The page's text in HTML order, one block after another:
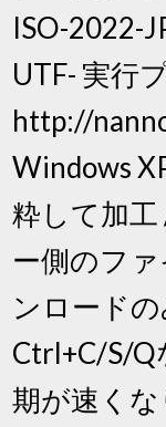
ISO-2022-
UTF- 実行
http://
Windows
粋して加
ー側のフ
ンロード
Ctrl+C/S/Q
期が速く